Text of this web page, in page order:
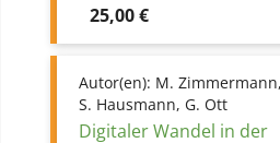
Preis
25,00 €
Autor(en): M.
S. Hausmann, G. Ott
Digitaler Wandel in der